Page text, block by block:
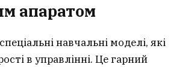
апаратом
навчальні моделі, які
в управлінні. Це гарний